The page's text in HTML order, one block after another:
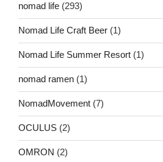
nomad life (293)
Nomad Life Craft Beer (1)
Nomad Life Summer Resort (1)
nomad ramen (1)
NomadMovement (7)
OCULUS (2)
OMRON (2)